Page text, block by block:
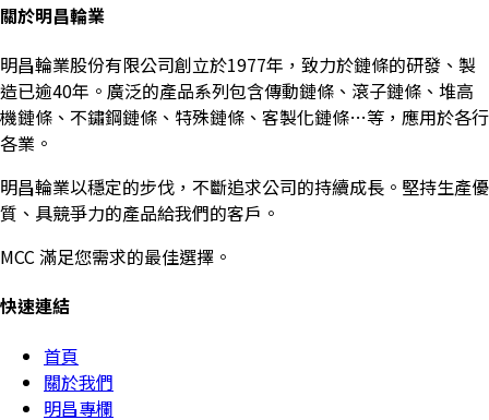
關於明昌輪業
明昌輪業股份有限公司創立於1977年，致力於鏈條的研發、製
造已逾40年。廣泛的產品系列包含傳動鏈條、滾子鏈條、堆高
機鏈條、不鏽鋼鏈條、特殊鏈條、客製化鏈條…等，應用於各行
各業。
明昌輪業以穩定的步伐，不斷追求公司的持續成長。堅持生產優
質、具競爭力的產品給我們的客戶。
MCC 滿足您需求的最佳選擇。
快速連結
首頁
關於我們
明昌專欄